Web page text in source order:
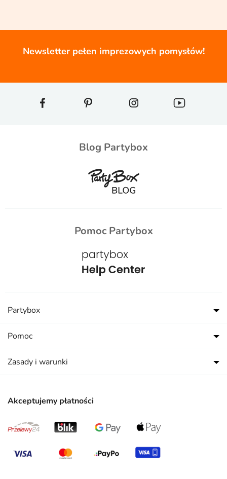
Newsletter pełen imprezowych pomysłów!
Blog Partybox
Pomoc Partybox
Akceptujemy płatności
Partybox
Pomoc
Zasady i warunki